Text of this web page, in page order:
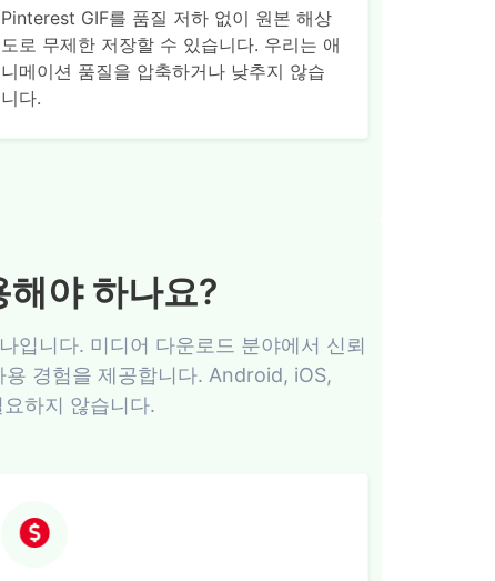
Pinterest GIF를 품질 저하 없이 원본 해상
도로 무제한 저장할 수 있습니다. 우리는 애
니메이션 품질을 압축하거나 낮추지 않습
니다.
야 하나요?
입니다. 미디어 다운로드 분야에서 신뢰
경험을 제공합니다. Android, iOS,
하지 않습니다.